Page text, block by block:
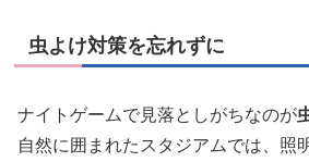
虫よけ対策を忘れずに
ナイトゲームで見落としがちなのが
自然に囲まれたスタジアムでは、照